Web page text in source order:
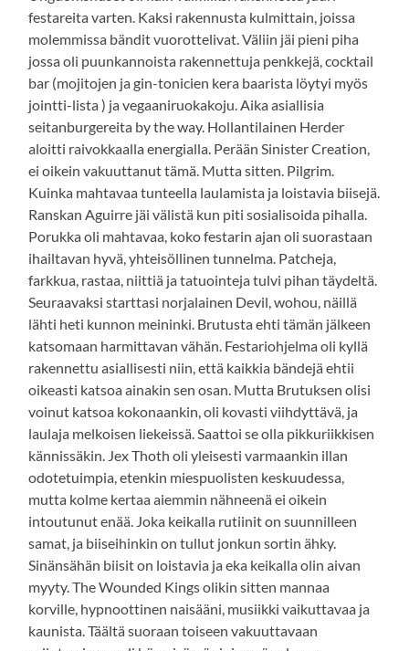
festareita varten. Kaksi rakennusta kulmittain, joissa
molemmissa bändit vuorottelivat. Väliin jäi pieni piha
jossa oli puunkannoista rakennettuja penkkejä, cocktail
bar (mojitojen ja gin-tonicien kera baarista löytyi myös
jointti-lista ) ja vegaaniruokakoju. Aika asiallisia
seitanburgereita by the way. Hollantilainen Herder
aloitti raivokkaalla energialla. Perään Sinister Creation,
ei oikein vakuuttanut tämä. Mutta sitten. Pilgrim.
Kuinka mahtavaa tunteella laulamista ja loistavia biisejä.
Ranskan Aguirre jäi välistä kun piti sosialisoida pihalla.
Porukka oli mahtavaa, koko festarin ajan oli suorastaan
ihailtavan hyvä, yhteisöllinen tunnelma. Patcheja,
farkkua, rastaa, niittiä ja tatuointeja tulvi pihan täydeltä.
Seuraavaksi starttasi norjalainen Devil, wohou, näillä
lähti heti kunnon meininki. Brutusta ehti tämän jälkeen
katsomaan harmittavan vähän. Festariohjelma oli kyllä
rakennettu asiallisesti niin, että kaikkia bändejä ehtii
oikeasti katsoa ainakin sen osan. Mutta Brutuksen olisi
voinut katsoa kokonaankin, oli kovasti viihdyttävä, ja
laulaja melkoisen liekeissä. Saattoi se olla pikkuriikkisen
kännissäkin. Jex Thoth oli yleisesti varmaankin illan
odotetuimpia, etenkin miespuolisten keskuudessa,
mutta kolme kertaa aiemmin nähneenä ei oikein
intoutunut enää. Joka keikalla rutiinit on suunnilleen
samat, ja biiseihinkin on tullut jonkun sortin ähky.
Sinänsähän biisit on loistavia ja eka keikalla olin aivan
myyty. The Wounded Kings olikin sitten mannaa
korville, hypnoottinen naisääni, musiikki vaikuttavaa ja
kaunista. Täältä suoraan toiseen vakuuttavaan